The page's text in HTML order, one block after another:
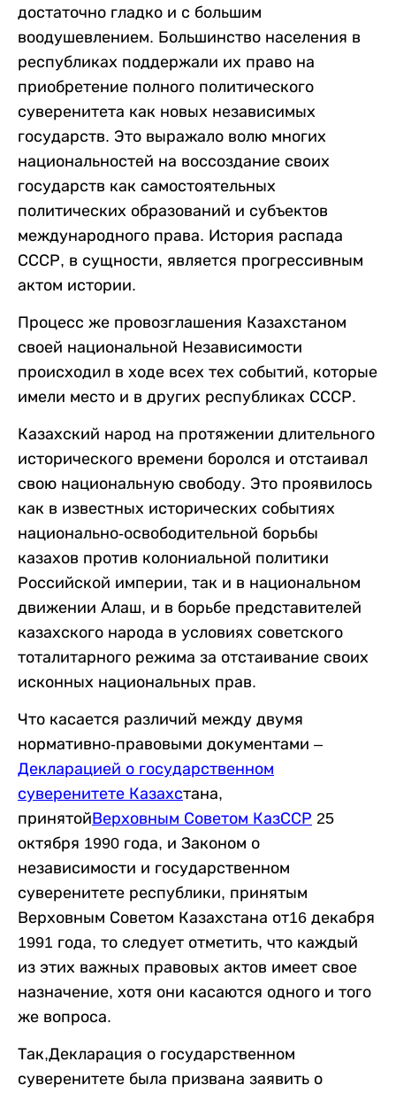
достаточно гладко и с большим
воодушевлением. Большинство населения в
республиках поддержали их право на
приобретение полного политического
суверенитета как новых независимых
государств. Это выражало волю многих
национальностей на воссоздание своих
государств как самостоятельных
политических образований и субъектов
международного права. История распада
СССР, в сущности, является прогрессивным
актом истории.
Процесс же провозглашения Казахстаном
своей национальной Независимости
происходил в ходе всех тех событий, которые
имели место и в других республиках СССР.
Казахский народ на протяжении длительного
исторического времени боролся и отстаивал
свою национальную свободу. Это проявилось
как в известных исторических событиях
национально-освободительной борьбы
казахов против колониальной политики
Российской империи, так и в национальном
движении Алаш, и в борьбе представителей
казахского народа в условиях советского
тоталитарного режима за отстаивание своих
исконных национальных прав.
Что касается различий между двумя
нормативно-правовыми документами –
Декларацией о государственном
суверенитете Казахстана,
принятойВерховным Советом КазССР 25
октября 1990 года, и Законом о
независимости и государственном
суверенитете республики, принятым
Верховным Советом Казахстана от16 декабря
1991 года, то следует отметить, что каждый
из этих важных правовых актов имеет свое
назначение, хотя они касаются одного и того
же вопроса.
Так,Декларация о государственном
суверенитете была призвана заявить о